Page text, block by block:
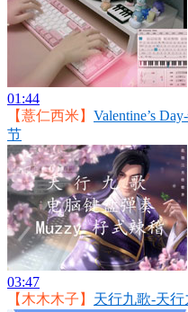
01:44
【薏仁西米】 Valentine’s
节
03:47
【木木木子】 天行九歌-天行